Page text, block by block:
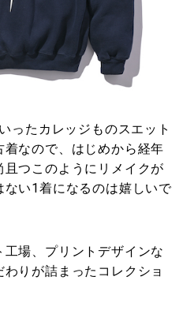
ったカレッジものスエット
着なので、はじめから経年
つこのようにリメイクが
い1着になるのは嬉しいで
場、プリントデザインな
りが詰まったコレクショ